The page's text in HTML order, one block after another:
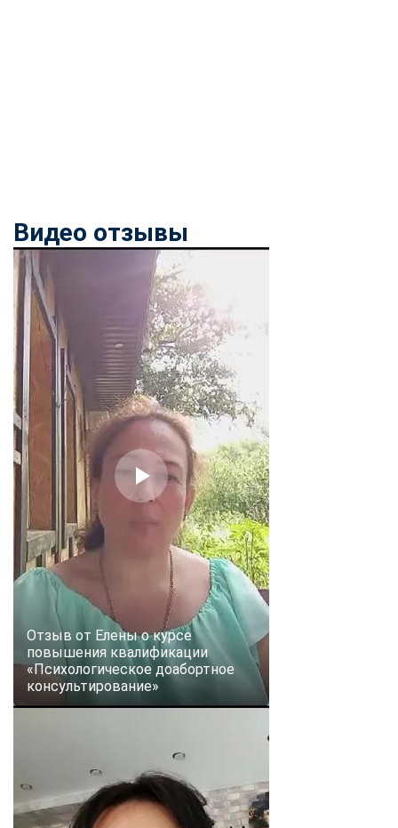
Видео отзывы
Отзыв от Елены о курсе
повышения квалификации
«Психологическое доабортное
консультирование»